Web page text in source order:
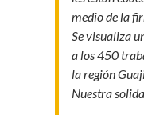
medio de la
Se visualiza
a los 450
la región
Nuestra